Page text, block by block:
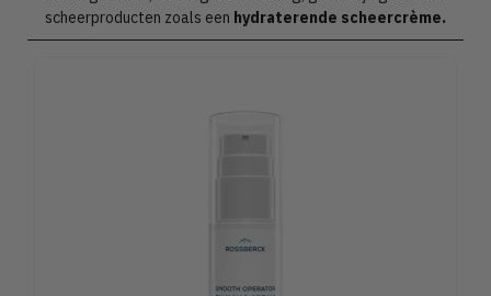
scheerproducten zoals een hydraterende scheercrème.